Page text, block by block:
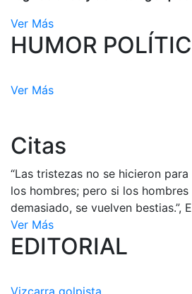
Ver Más
HUMOR
Ver Más
Citas
“Las tristezas no se hicieron
los hombres; pero si los hombres
demasiado, se vuelven bestias.”,
Ver Más
EDITORIAL
Vizcarra golpista